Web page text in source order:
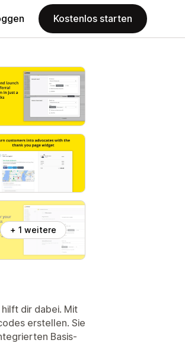
Kostenlos starten
+ 1 weitere
dir dabei. Mit
erstellen. Sie
Basis-